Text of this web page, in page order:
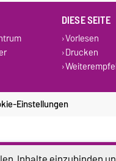
DIESE SEITE
Vorlesen
Drucken
Einstellungen